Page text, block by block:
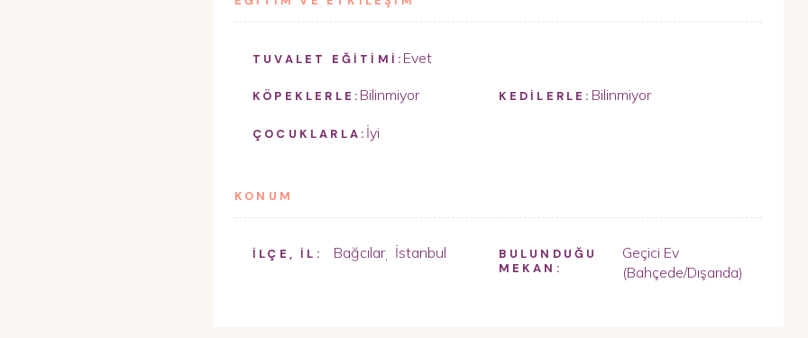
TUVALET EĞİTİMİ: Evet
KÖPEKLERLE: Bilinmiyor KEDİLERLE: Bilinmiyor
ÇOCUKLARLA: İyi
KONUM
İLÇE, İL: Bağcılar, İstanbul
BULUNDUĞU
MEKAN:
Geçici Ev
(Bahçede/Dışarıda)